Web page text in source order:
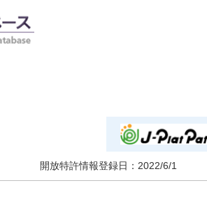
開放特許情報登録日： 2022/6/1